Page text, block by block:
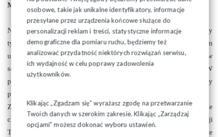
osobowe, takie jak unikalne identyfikatory, informacje
przesyłane przez urządzenia końcowe służące do
personalizacji reklam i treści, statystyczne informacje
demograficzne dla pomiaru ruchu, będziemy też
analizować przydatność niektórych rozwiązań serwisu,
ich wydajność w celu poprawy zadowolenia
użytkowników.
Klikając „Zgadzam się” wyrażasz zgodę na przetwarzanie
Twoich danych w szerokim zakresie. Klikając „Zarządzaj
opcjami” możesz dokonać wyboru ustawień.
Model norweski
Norwegowie zarabiają dobrze, pracują przeciętnie 33 godziny
tygodniowo, a bezrobocie wynosi zaledwie 3 proc. Poziom
uzwiązkowienia wynosi tu 52 proc. O wiele wyższy jest w
sektorze publicznym – nawet ponad 80 proc. W
pięciomilionowej Norwegii do związków zawodowych należy
ponad 1,7 mln osób.
Związki zawodowe w Norwegii mają duży wpływ na życie
całego społeczeństwa. Istnieje tu odpowiednik polskiej Komisji
Trójstronnej, a wszystkie ważne decyzje społeczne i gospodarcze